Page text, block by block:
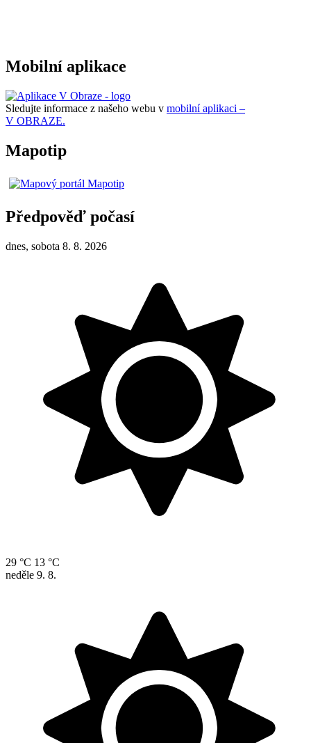
Mobilní aplikace
Sledujte informace z našeho webu v mobilní aplikaci –
V OBRAZE.
Mapotip
Předpověď počasí
dnes, sobota 8. 8. 2026
29 °C 13 °C
neděle 9. 8.